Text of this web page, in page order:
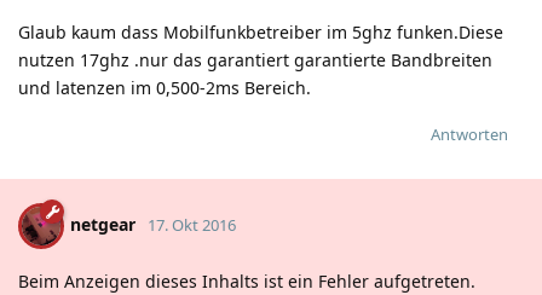
Glaub kaum dass Mobilfunkbetreiber im 5ghz funken.Diese
nutzen 17ghz .nur das garantiert garantierte Bandbreiten
und latenzen im 0,500-2ms Bereich.
Antworten
netgear 17. Okt 2016
Beim Anzeigen dieses Inhalts ist ein Fehler aufgetreten.